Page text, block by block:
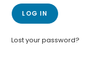
Lost your password?